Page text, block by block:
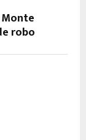
Monte
robo